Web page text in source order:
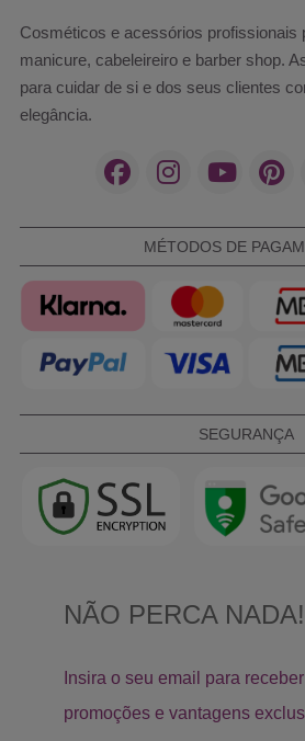
Cosméticos e acessórios profissionais
manicure, cabeleireiro e barber shop.
para cuidar de si e dos seus clientes
elegância.
MÉTODOS DE
SEGURANÇA